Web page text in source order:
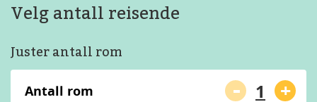
Velg antall reisende
Juster antall rom
Antall rom - +